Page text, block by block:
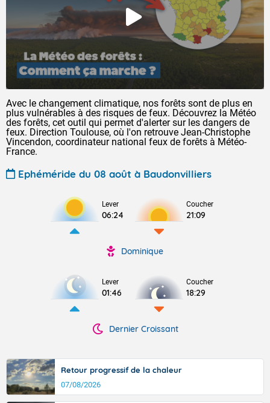
Avec le changement climatique, nos forêts sont de plus en
plus vulnérables à des risques de feux. Découvrez la Météo
des forêts, cet outil qui permet d'alerter sur les dangers de
feux. Direction Toulouse, où l'on retrouve Jean-Christophe
Vincendon, coordinateur national feux de forêts à Météo-
France.
Ephéméride du 08 août à Baudonvilliers
Lever
06:24
Coucher
21:09
Dominique
Lever
01:46
Coucher
18:29
Dernier Croissant
Retour progressif de la chaleur
07/08/2026